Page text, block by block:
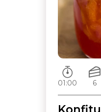
Czas
01:00
Ilość porcji:
6
Poziom